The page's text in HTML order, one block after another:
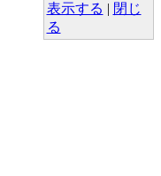
表示する | 閉じ
る